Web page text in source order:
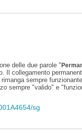
delle due parole "
Il collegamento
sempre
sempre "valido" e
sg